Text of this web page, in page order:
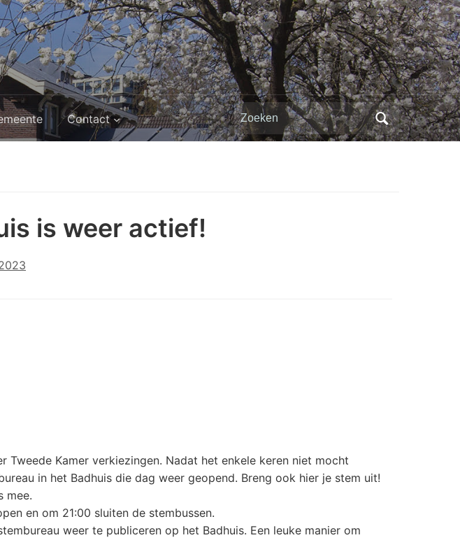
Contact
Zoeken
naar:
is weer actief!
Tweede Kamer verkiezingen. Nadat het enkele keren niet mocht
in het Badhuis die dag weer geopend. Breng ook hier je stem uit!
mee.
en om 21:00 sluiten de stembussen.
weer te publiceren op het Badhuis. Een leuke manier om